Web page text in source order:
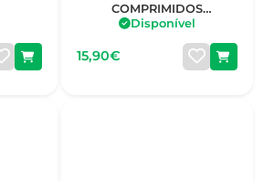
COMPRIMIDOS
MASTIGÁVEIS
Disponível
15,90€